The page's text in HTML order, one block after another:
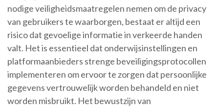
nodige veiligheidsmaatregelen nemen om de privacy
van gebruikers te waarborgen, bestaat er altijd een
risico dat gevoelige informatie in verkeerde handen
valt. Het is essentieel dat onderwijsinstellingen en
platformaanbieders strenge beveiligingsprotocollen
implementeren om ervoor te zorgen dat persoonlijke
gegevens vertrouwelijk worden behandeld en niet
worden misbruikt. Het bewustzijn van